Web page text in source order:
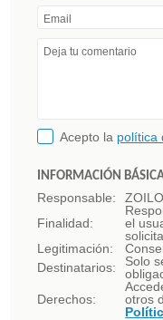
Email
Deja tu comentario
Acepto la política
INFORMACIÓN
Responsable:
Finalidad:
el
Legitimación:
Destinatarios:
Solo
Derechos:
otros